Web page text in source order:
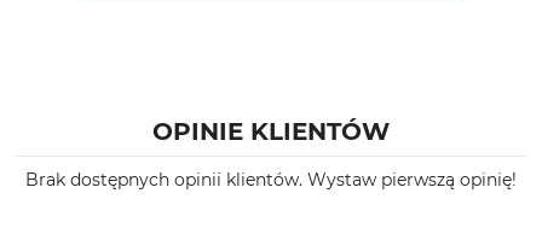
OPINIE KLIENTÓW
Brak dostępnych opinii klientów. Wystaw pierwszą opinię!